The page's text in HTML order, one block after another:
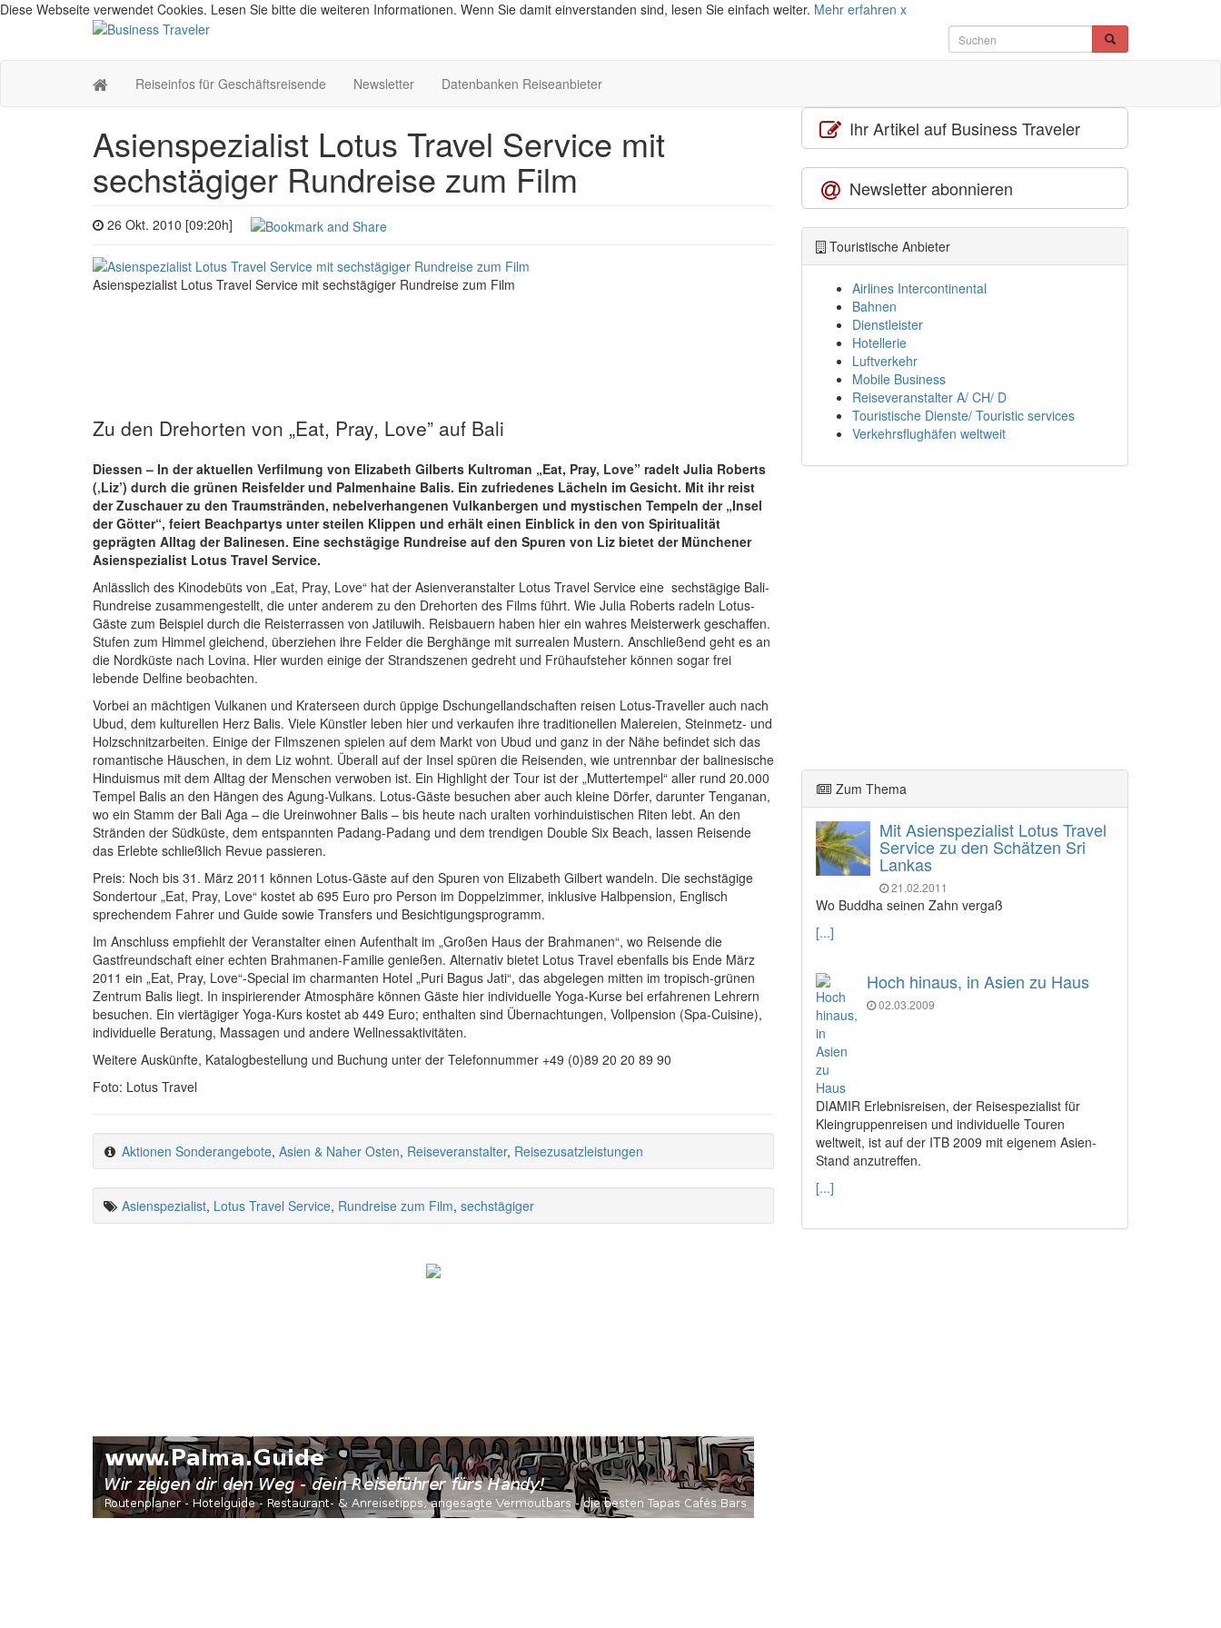
Diese Webseite verwendet Cookies. Lesen Sie bitte die weiteren Informationen. Wenn Sie damit einverstanden sind, lesen Sie einfach weiter. Mehr erfahren x
Reiseinfos für Geschäftsreisende Newsletter Datenbanken Reiseanbieter
Asienspezialist Lotus Travel Service mit
sechstägiger Rundreise zum Film
26 Okt. 2010 [09:20h]
Asienspezialist Lotus Travel Service mit sechstägiger Rundreise zum Film
Zu den Drehorten von „Eat, Pray, Love” auf Bali
Diessen – In der aktuellen Verfilmung von Elizabeth Gilberts Kultroman „Eat, Pray, Love” radelt Julia Roberts
(‚Liz’) durch die grünen Reisfelder und Palmenhaine Balis. Ein zufriedenes Lächeln im Gesicht. Mit ihr reist
der Zuschauer zu den Traumstränden, nebelverhangenen Vulkanbergen und mystischen Tempeln der „Insel
der Götter“, feiert Beachpartys unter steilen Klippen und erhält einen Einblick in den von Spiritualität
geprägten Alltag der Balinesen. Eine sechstägige Rundreise auf den Spuren von Liz bietet der Münchener
Asienspezialist Lotus Travel Service.
Anlässlich des Kinodebüts von „Eat, Pray, Love“ hat der Asienveranstalter Lotus Travel Service eine sechstägige Bali-
Rundreise zusammengestellt, die unter anderem zu den Drehorten des Films führt. Wie Julia Roberts radeln Lotus-
Gäste zum Beispiel durch die Reisterrassen von Jatiluwih. Reisbauern haben hier ein wahres Meisterwerk geschaffen.
Stufen zum Himmel gleichend, überziehen ihre Felder die Berghänge mit surrealen Mustern. Anschließend geht es an
die Nordküste nach Lovina. Hier wurden einige der Strandszenen gedreht und Frühaufsteher können sogar frei
lebende Delfine beobachten.
Vorbei an mächtigen Vulkanen und Kraterseen durch üppige Dschungellandschaften reisen Lotus-Traveller auch nach
Ubud, dem kulturellen Herz Balis. Viele Künstler leben hier und verkaufen ihre traditionellen Malereien, Steinmetz- und
Holzschnitzarbeiten. Einige der Filmszenen spielen auf dem Markt von Ubud und ganz in der Nähe befindet sich das
romantische Häuschen, in dem Liz wohnt. Überall auf der Insel spüren die Reisenden, wie untrennbar der balinesische
Hinduismus mit dem Alltag der Menschen verwoben ist. Ein Highlight der Tour ist der „Muttertempel“ aller rund 20.000
Tempel Balis an den Hängen des Agung-Vulkans. Lotus-Gäste besuchen aber auch kleine Dörfer, darunter Tenganan,
wo ein Stamm der Bali Aga – die Ureinwohner Balis – bis heute nach uralten vorhinduistischen Riten lebt. An den
Stränden der Südküste, dem entspannten Padang-Padang und dem trendigen Double Six Beach, lassen Reisende
das Erlebte schließlich Revue passieren.
Preis: Noch bis 31. März 2011 können Lotus-Gäste auf den Spuren von Elizabeth Gilbert wandeln. Die sechstägige
Sondertour „Eat, Pray, Love“ kostet ab 695 Euro pro Person im Doppelzimmer, inklusive Halbpension, Englisch
sprechendem Fahrer und Guide sowie Transfers und Besichtigungsprogramm.
Im Anschluss empfiehlt der Veranstalter einen Aufenthalt im „Großen Haus der Brahmanen“, wo Reisende die
Gastfreundschaft einer echten Brahmanen-Familie genießen. Alternativ bietet Lotus Travel ebenfalls bis Ende März
2011 ein „Eat, Pray, Love“-Special im charmanten Hotel „Puri Bagus Jati“, das abgelegen mitten im tropisch-grünen
Zentrum Balis liegt. In inspirierender Atmosphäre können Gäste hier individuelle Yoga-Kurse bei erfahrenen Lehrern
besuchen. Ein viertägiger Yoga-Kurs kostet ab 449 Euro; enthalten sind Übernachtungen, Vollpension (Spa-Cuisine),
individuelle Beratung, Massagen und andere Wellnessaktivitäten.
Weitere Auskünfte, Katalogbestellung und Buchung unter der Telefonnummer +49 (0)89 20 20 89 90
Foto: Lotus Travel
Aktionen Sonderangebote, Asien & Naher Osten, Reiseveranstalter, Reisezusatzleistungen
Asienspezialist, Lotus Travel Service, Rundreise zum Film, sechstägiger
Ihr Artikel auf Business Traveler
Newsletter abonnieren
Touristische Anbieter
Airlines Intercontinental
Bahnen
Dienstleister
Hotellerie
Luftverkehr
Mobile Business
Reiseveranstalter A/ CH/ D
Touristische Dienste/ Touristic services
Verkehrsflughäfen weltweit
Zum Thema
Mit Asienspezialist Lotus Travel
Service zu den Schätzen Sri
Lankas
21.02.2011
Wo Buddha seinen Zahn vergaß
[...]
Hoch hinaus, in Asien zu Haus
02.03.2009
DIAMIR Erlebnisreisen, der Reisespezialist für
Kleingruppenreisen und individuelle Touren
weltweit, ist auf der ITB 2009 mit eigenem Asien-
Stand anzutreffen.
[...]